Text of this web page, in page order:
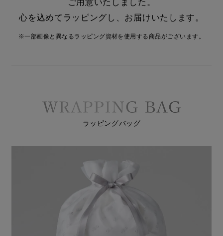
ご用意いたしました。
心を込めてラッピングし、お届けいたします。
※一部画像と異なるラッピング資材を使用する商品がございます。
ラッピングバッグ